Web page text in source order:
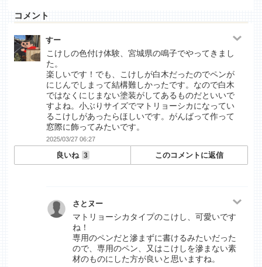
コメント
すー
こけしの色付け体験、宮城県の鳴子でやってきまし
た。
楽しいです！でも、こけしが白木だったのでペンが
にじんでしまって結構難しかったです。なので白木
ではなくにじまない塗装がしてあるものだといいで
すよね。小ぶりサイズでマトリョーシカになってい
るこけしがあったらほしいです。がんばって作って
窓際に飾ってみたいです。
2025/03/27 06:27
良いね 3 このコメントに返信
さとヌー
マトリョーシカタイプのこけし、可愛いです
ね！
専用のペンだと滲まずに書けるみたいだった
ので、専用のペン、又はこけしを滲まない素
材のものにした方が良いと思いますね。